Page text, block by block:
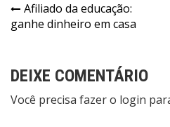
Afiliado da educação:
ganhe dinheiro em casa
DEIXE COMENTÁRIO
Você precisa fazer o login